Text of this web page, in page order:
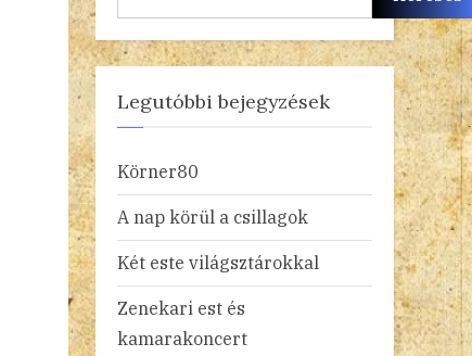
Legutóbbi bejegyzések
Körner80
A nap körül a csillagok
Két este világsztárokkal
Zenekari est és
kamarakoncert